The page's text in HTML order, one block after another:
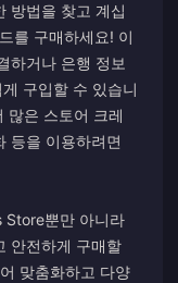
방법을 찾고 계십
를 구매하세요! 이
하거나 은행 정보
구입할 수 있습니
많은 스토어 크레
등을 이용하려면
Store뿐만 아니라
안전하게 구매할
맞춤화하고 다양